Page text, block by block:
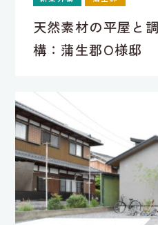
天然素材の平屋と
構：蒲生郡O様邸